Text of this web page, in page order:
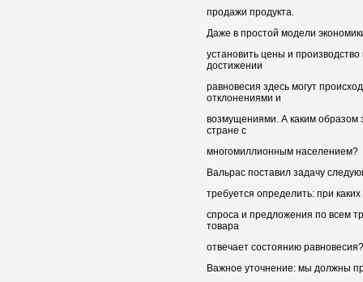
продажи продукта.
Даже в простой модели
установить цены и
достижении
равновесия здесь могут
отклонениями и
возмущениями. А каким образом
стране с
многомиллионным населением?
Вальрас поставил задачу
требуется определить: при
спроса и предложения по всем
товара
отвечает состоянию равновесия?
Важное уточнение: мы должны